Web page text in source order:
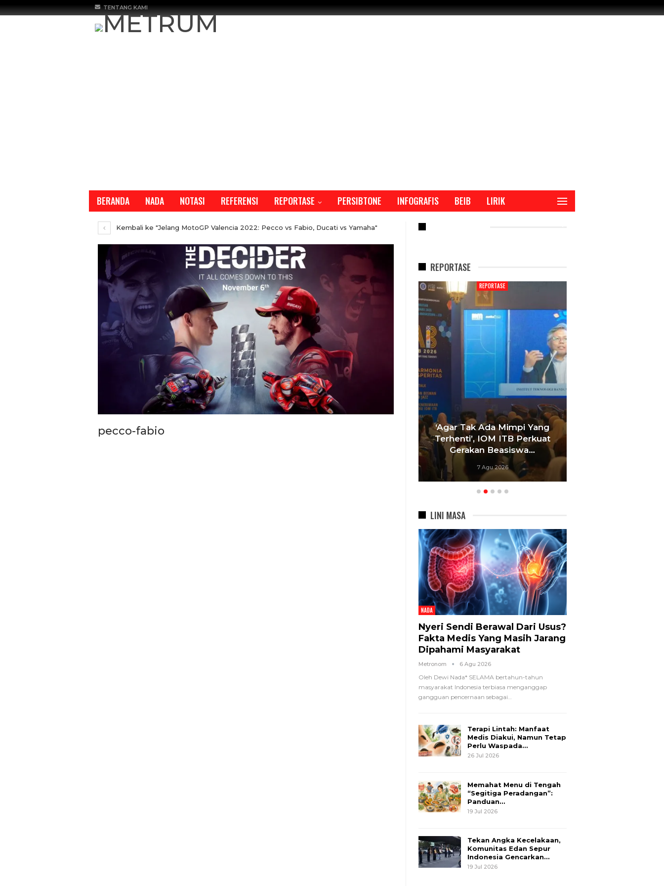
TENTANG KAMI
BERANDA NADA NOTASI REFERENSI REPORTASE PERSIBTONE INFOGRAFIS BEIB LIRIK
Kembali ke "Jelang MotoGP Valencia 2022: Pecco vs Fabio, Ducati vs Yamaha"
pecco-fabio
REPORTASE
REPORTASE
Pemkot Siapkan TPST
REPORTASE
Tren Bergeser, Generasi
REPORTASE
‘Agar Tak Ada Mimpi Yang
Terhenti’, IOM ITB Perkuat
Gerakan Beasiswa…
7 Agu 2026
LINI MASA
NADA
Nyeri Sendi Berawal Dari Usus?
Fakta Medis Yang Masih Jarang
Dipahami Masyarakat
Metronom 6 Agu 2026
Oleh Dewi Nada* SELAMA bertahun-tahun
masyarakat Indonesia terbiasa menganggap
gangguan pencernaan sebagai…
Terapi Lintah: Manfaat
Medis Diakui, Namun Tetap
Perlu Waspada…
26 Jul 2026
Memahat Menu di Tengah
“Segitiga Peradangan”:
Panduan…
19 Jul 2026
Tekan Angka Kecelakaan,
Komunitas Edan Sepur
Indonesia Gencarkan…
19 Jul 2026